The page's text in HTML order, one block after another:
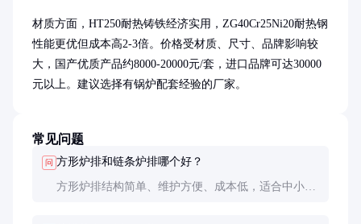
材质方面，HT250耐热铸铁经济实用，ZG40Cr25Ni20耐热钢
性能更优但成本高2-3倍。价格受材质、尺寸、品牌影响较
大，国产优质产品约8000-20000元/套，进口品牌可达30000
元以上。建议选择有锅炉配套经验的厂家。
常见问题
问 方形炉排和链条炉排哪个好？
方形炉排结构简单、维护方便、成本低，适合中小锅